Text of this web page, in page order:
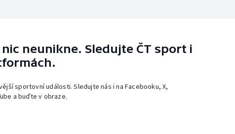
neunikne. Sledujte ČT sport i
sportovní události. Sledujte nás i na Facebooku, X,
a buďte v obraze.